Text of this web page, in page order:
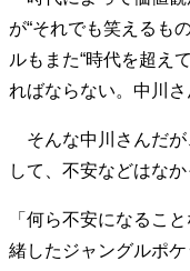
地域とつながる/お金
が“それでも笑えるも
ルもまた“時代を超え
ればならない。中川
そんな中川さんだが
して、不安などはな
「何ら不安になるこ
緒したジャングルポ